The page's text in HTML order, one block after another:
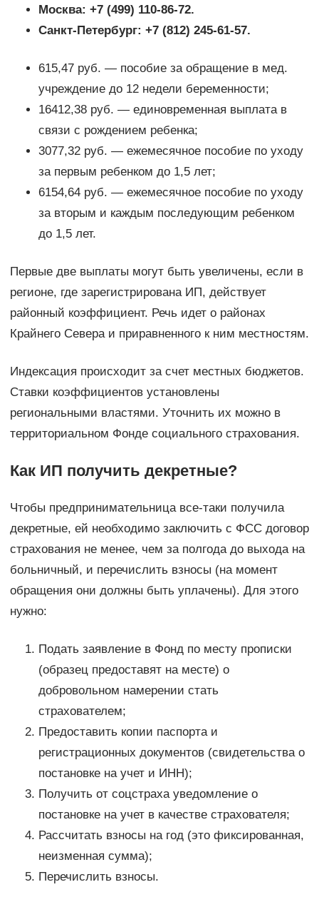
Москва: +7 (499) 110-86-72.
Санкт-Петербург: +7 (812) 245-61-57.
615,47 руб. — пособие за обращение в мед.
учреждение до 12 недели беременности;
16412,38 руб. — единовременная выплата в
связи с рождением ребенка;
3077,32 руб. — ежемесячное пособие по уходу
за первым ребенком до 1,5 лет;
6154,64 руб. — ежемесячное пособие по уходу
за вторым и каждым последующим ребенком
до 1,5 лет.
Первые две выплаты могут быть увеличены, если в
регионе, где зарегистрирована ИП, действует
районный коэффициент. Речь идет о районах
Крайнего Севера и приравненного к ним местностям.
Индексация происходит за счет местных бюджетов.
Ставки коэффициентов установлены
региональными властями. Уточнить их можно в
территориальном Фонде социального страхования.
Как ИП получить декретные?
Чтобы предпринимательница все-таки получила
декретные, ей необходимо заключить с ФСС договор
страхования не менее, чем за полгода до выхода на
больничный, и перечислить взносы (на момент
обращения они должны быть уплачены). Для этого
нужно:
Подать заявление в Фонд по месту прописки
(образец предоставят на месте) о
добровольном намерении стать
страхователем;
Предоставить копии паспорта и
регистрационных документов (свидетельства о
постановке на учет и ИНН);
Получить от соцстраха уведомление о
постановке на учет в качестве страхователя;
Рассчитать взносы на год (это фиксированная,
неизменная сумма);
Перечислить взносы.